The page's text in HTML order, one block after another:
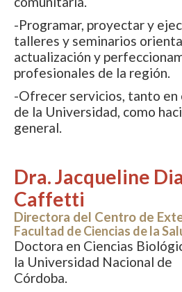
-Programar, proyectar y
talleres y seminarios
actualización y
profesionales de la región.
-Ofrecer servicios, tanto
de la Universidad, como
general.
Dra. Jacqueline
Caffetti
Directora del Centro de
Facultad de Ciencias de la
Doctora en Ciencias
la Universidad Nacional de
Córdoba.